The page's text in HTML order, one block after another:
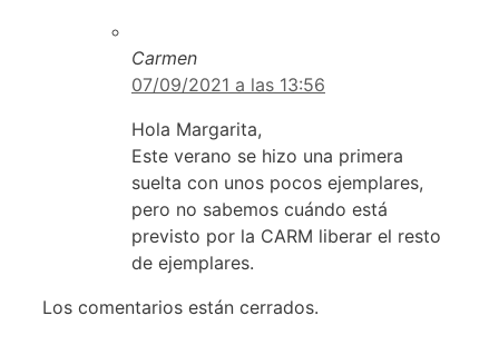
Carmen
07/09/2021 a las 13:56
Hola Margarita,
Este verano se hizo una primera
suelta con unos pocos ejemplares,
pero no sabemos cuándo está
previsto por la CARM liberar el resto
de ejemplares.
Los comentarios están cerrados.